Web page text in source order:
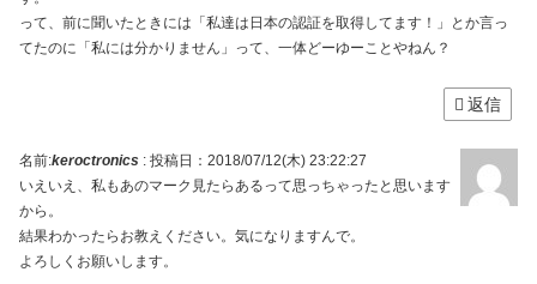
って、前に聞いたときには「私達は日本の認証を取得してます！」とか言っ
てたのに「私には分かりません」って、一体どーゆーことやねん？
返信
名前:keroctronics : 投稿日：2018/07/12(木) 23:22:27
いえいえ、私もあのマーク見たらあるって思っちゃったと思います
から。
結果わかったらお教えください。気になりますんで。
よろしくお願いします。